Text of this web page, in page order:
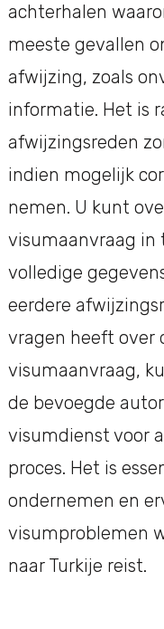
achterhalen
meeste gevallen
afwijzing, zoals
informatie. Het is
afwijzingsreden
indien mogelijk
nemen. U kunt
visumaanvraag in
volledige
eerdere
vragen heeft over
visumaanvraag,
de bevoegde
visumdienst voor
proces. Het is
ondernemen en
visumproblemen
naar Turkije reist.